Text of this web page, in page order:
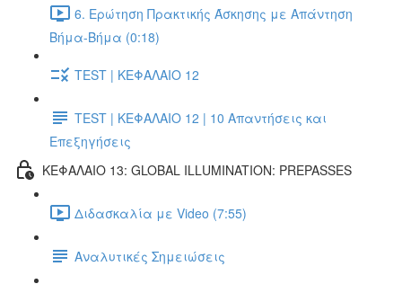
6. Ερώτηση Πρακτικής Άσκησης με Απάντηση
Βήμα-Βήμα (0:18)
TEST | ΚΕΦΑΛΑΙΟ 12
TEST | ΚΕΦΑΛΑΙΟ 12 | 10 Απαντήσεις και
Επεξηγήσεις
ΚΕΦΑΛΑΙΟ 13: GLOBAL ILLUMINATION: PREPASSES
Διδασκαλία με Video (7:55)
Αναλυτικές Σημειώσεις